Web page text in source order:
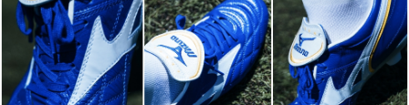
Prodotti
Scarpe
Maglie